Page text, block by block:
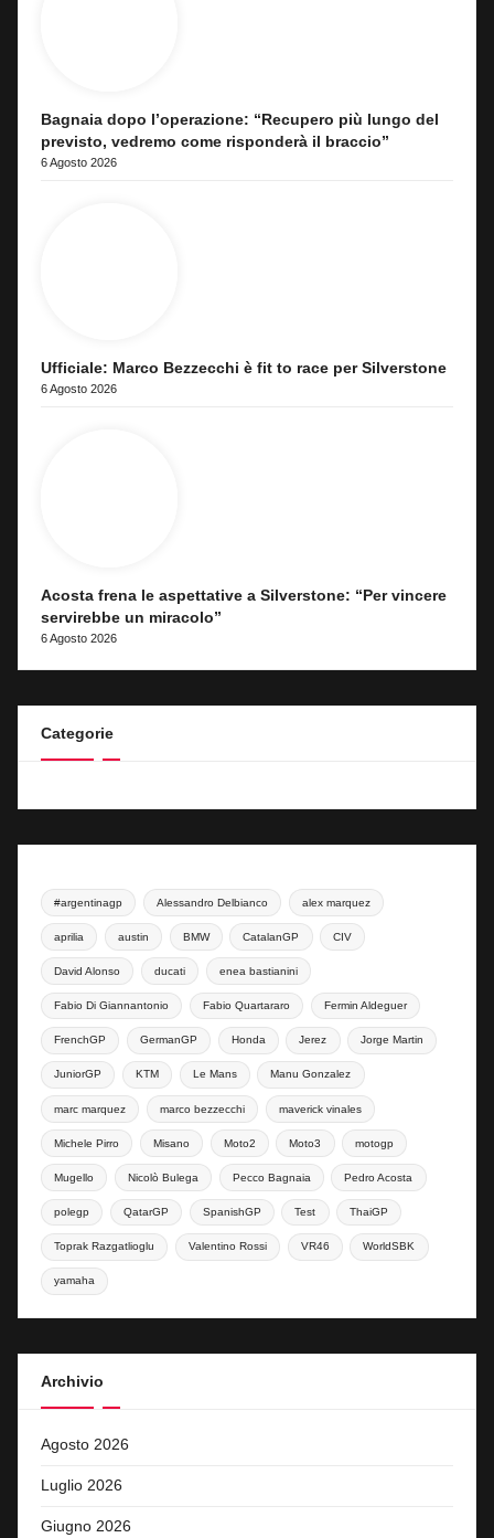
Bagnaia dopo l’operazione: “Recupero più lungo del
previsto, vedremo come risponderà il braccio”
6 Agosto 2026
Ufficiale: Marco Bezzecchi è fit to race per Silverstone
6 Agosto 2026
Acosta frena le aspettative a Silverstone: “Per vincere
servirebbe un miracolo”
6 Agosto 2026
Categorie
#argentinagp Alessandro Delbianco alex marquez
aprilia austin BMW CatalanGP CIV
David Alonso ducati enea bastianini
Fabio Di Giannantonio Fabio Quartararo Fermin Aldeguer
FrenchGP GermanGP Honda Jerez Jorge Martin
JuniorGP KTM Le Mans Manu Gonzalez
marc marquez marco bezzecchi maverick vinales
Michele Pirro Misano Moto2 Moto3 motogp
Mugello Nicolò Bulega Pecco Bagnaia Pedro Acosta
polegp QatarGP SpanishGP Test ThaiGP
Toprak Razgatlioglu Valentino Rossi VR46 WorldSBK
yamaha
Archivio
Agosto 2026
Luglio 2026
Giugno 2026